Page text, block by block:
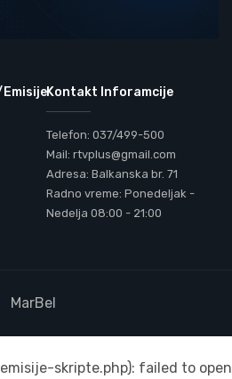
Kontakt Inforamcije
Telefon: 037/499-500
Mail: rtvplus@gmail.com
Adresa: Balkanska br. 71
Radno vreme: Ponedeljak -
Nedelja 08:00 - 21:00
MarBel
skripte.php): failed to open